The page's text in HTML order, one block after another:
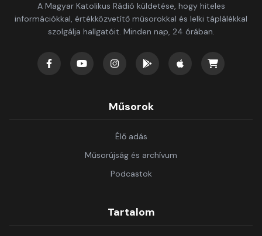
A Magyar Katolikus Rádió küldetése, hogy hiteles
információkkal, értékközvetítő műsorokkal és lelki táplálékkal
szolgálja hallgatóit. Minden nap, 24 órában.
Műsorok
Élő adás
Műsorújság és archívum
Podcastok
Tartalom